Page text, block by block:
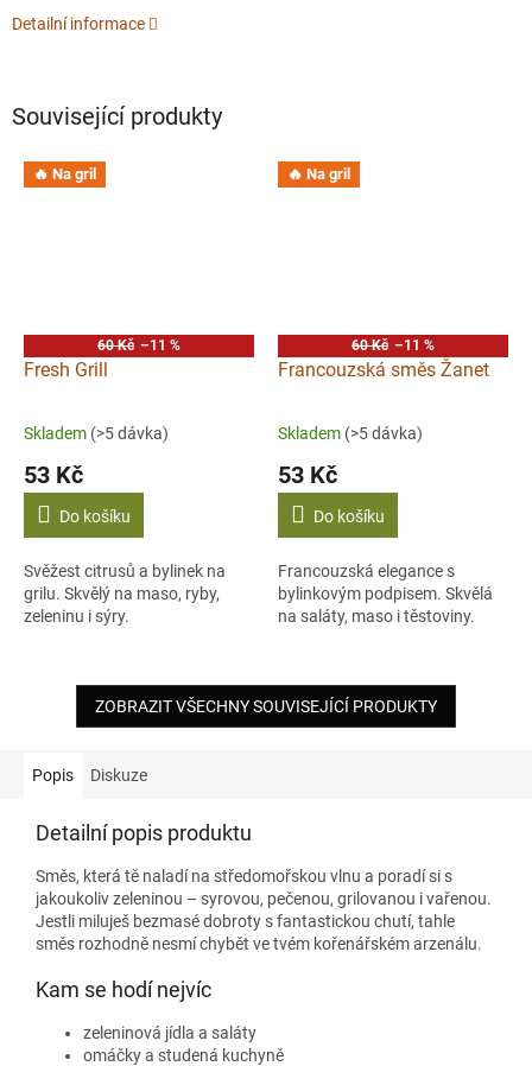
Detailní informace
Související produkty
🔥 Na gril
60 Kč –11 %
Fresh Grill
Skladem (>5 dávka)
53 Kč
Do košíku
Svěžest citrusů a bylinek na
grilu. Skvělý na maso, ryby,
zeleninu i sýry.
🔥 Na gril
60 Kč –11 %
Francouzská směs Žanet
Skladem (>5 dávka)
53 Kč
Do košíku
Francouzská elegance s
bylinkovým podpisem. Skvělá
na saláty, maso i těstoviny.
ZOBRAZIT VŠECHNY SOUVISEJÍCÍ PRODUKTY
Popis Diskuze
Detailní popis produktu
Směs, která tě naladí na středomořskou vlnu a poradí si s
jakoukoliv zeleninou – syrovou, pečenou, grilovanou i vařenou.
Jestli miluješ bezmasé dobroty s fantastickou chutí, tahle
směs rozhodně nesmí chybět ve tvém kořenářském arzenálu.
Kam se hodí nejvíc
zeleninová jídla a saláty
omáčky a studená kuchyně